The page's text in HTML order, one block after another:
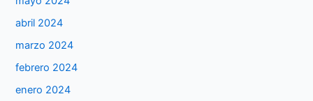
abril 2024
marzo 2024
febrero 2024
enero 2024